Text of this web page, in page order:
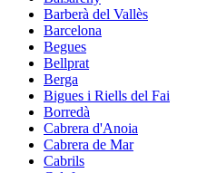
Barberà del Vallès
Barcelona
Begues
Bellprat
Berga
Bigues i Riells del Fai
Borredà
Cabrera d'Anoia
Cabrera de Mar
Cabrils